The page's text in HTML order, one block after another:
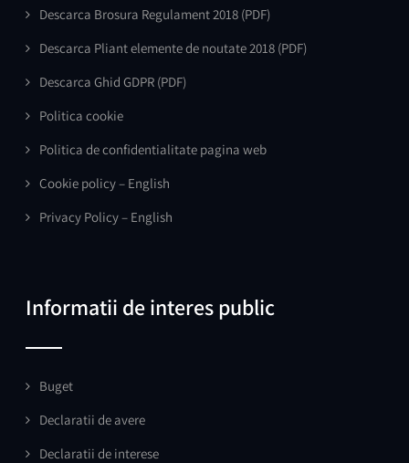
Descarca Brosura Regulament 2018 (PDF)
Descarca Pliant elemente de noutate 2018 (PDF)
Descarca Ghid GDPR (PDF)
Politica cookie
Politica de confidentialitate pagina web
Cookie policy – English
Privacy Policy – English
Informatii de interes public
Buget
Declaratii de avere
Declaratii de interese